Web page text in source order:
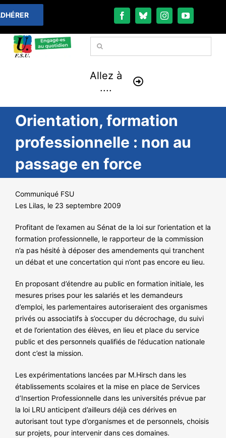
Passer
au
contenu
Rechercher:
Allez à
....
À LA UNE
THÉMATIQUES
LA VIE FÉDÉRALE
COMMUNIQUÉS
NOS ACTIONS
Orientation, formation
professionnelle : non au
passage en force
Communiqué FSU
Les Lilas, le 23 septembre 2009
Profitant de l’examen au Sénat de la loi sur l’orientation et la
formation professionnelle, le rapporteur de la commission
n’a pas hésité à déposer des amendements qui tranchent
un débat et une concertation qui n’ont pas encore eu lieu.
En proposant d’étendre au public en formation initiale, les
mesures prises pour les salariés et les demandeurs
d’emploi, les parlementaires autoriseraient des organismes
privés ou associatifs à s’occuper du décrochage, du suivi
et de l’orientation des élèves, en lieu et place du service
public et des personnels qualifiés de l’éducation nationale
dont c’est la mission.
Les expérimentations lancées par M.Hirsch dans les
établissements scolaires et la mise en place de Services
d’Insertion Professionnelle dans les universités prévue par
la loi LRU anticipent d’ailleurs déjà ces dérives en
autorisant tout type d’organismes et de personnels, choisis
sur projets, pour intervenir dans ces domaines.